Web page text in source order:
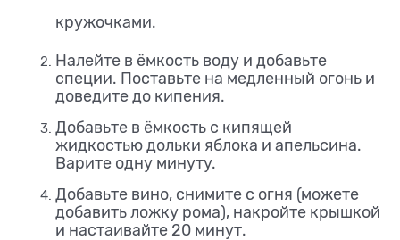
кружочками.
Налейте в ёмкость воду и добавьте
специи. Поставьте на медленный огонь и
доведите до кипения.
Добавьте в ёмкость с кипящей
жидкостью дольки яблока и апельсина.
Варите одну минуту.
Добавьте вино, снимите с огня (можете
добавить ложку рома), накройте крышкой
и настаивайте 20 минут.